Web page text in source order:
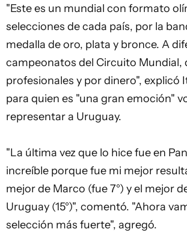
"Este es un mundial con formato
selecciones de cada país, por la
medalla de oro, plata y bronce. A
campeonatos del Circuito Mundial,
profesionales y por dinero", explicó
para quien es "una gran emoción"
representar a Uruguay.
"La última vez que lo hice fue en
increíble porque fue mi mejor
mejor de Marco (fue 7°) y el mejor
Uruguay (15°)", comentó. "Ahora
selección más fuerte", agregó.